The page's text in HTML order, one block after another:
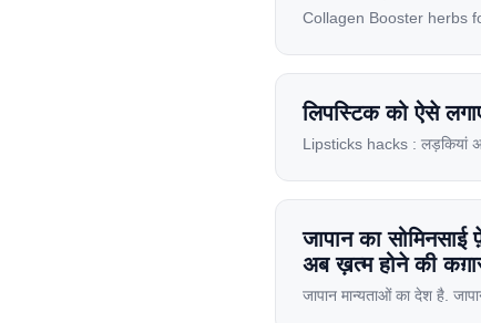
Collagen Booster herbs
आने लगती हैं। लेकिन चिंता न
लिपस्टिक को ऐसे
Lipsticks hacks : लड़कियां
होंठों पर ठीक से टिकी रह
जापान का
अब ख़त्म होने की
जापान मान्यताओं का देश है.